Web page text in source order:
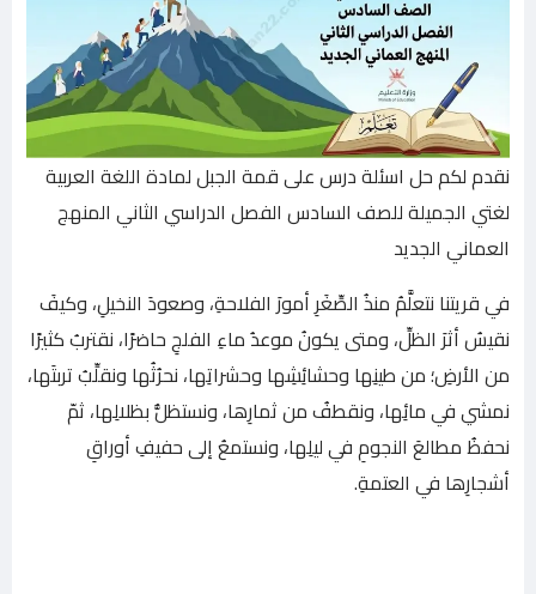
نقدم لكم حل اسئلة درس على قمة الجبل لمادة اللغة العربية
لغتي الجميلة للصف السادس الفصل الدراسي الثاني المنهج
العماني الجديد
في قريتنا نتعلَّمُ منذُ الصِّغَرِ أمورَ الفلاحةِ، وصعودَ النخيلِ، وكيفَ
نقيسُ أثرَ الظلِّ، ومتى يكونُ موعدُ ماءِ الفلجِ حاضرًا، نقتربُ كثيرًا
من الأرضِ؛ من طينِها وحشائِشِها وحشراتِها، نحرُثُها ونقلِّبُ تربتَها،
نمشي في مائِها، ونقطفُ من ثمارِها، ونستظلُّ بظلالِها، ثمّ
نحفظُ مطالعَ النجومِ في ليلِها، ونستمعُ إلى حفيفِ أوراقِ
أشجارِها في العتمةِ.